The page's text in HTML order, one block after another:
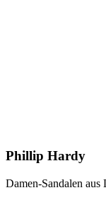
Phillip Hardy
Damen-Sandalen